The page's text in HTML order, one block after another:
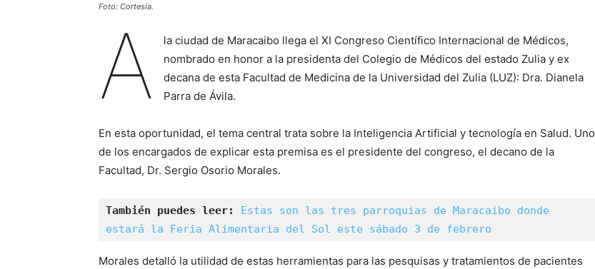
Foto: Cortesía.
A
la ciudad de Maracaibo llega el XI Congreso Científico Internacional de Médicos,
nombrado en honor a la presidenta del Colegio de Médicos del estado Zulia y ex
decana de esta Facultad de Medicina de la Universidad del Zulia (LUZ): Dra. Dianela
Parra de Ávila.
En esta oportunidad, el tema central trata sobre la Inteligencia Artificial y tecnología en Salud. Uno
de los encargados de explicar esta premisa es el presidente del congreso, el decano de la
Facultad, Dr. Sergio Osorio Morales.
También puedes leer: Estas son las tres parroquias de Maracaibo donde
estará la Feria Alimentaria del Sol este sábado 3 de febrero
Morales detalló la utilidad de estas herramientas para las pesquisas y tratamientos de pacientes